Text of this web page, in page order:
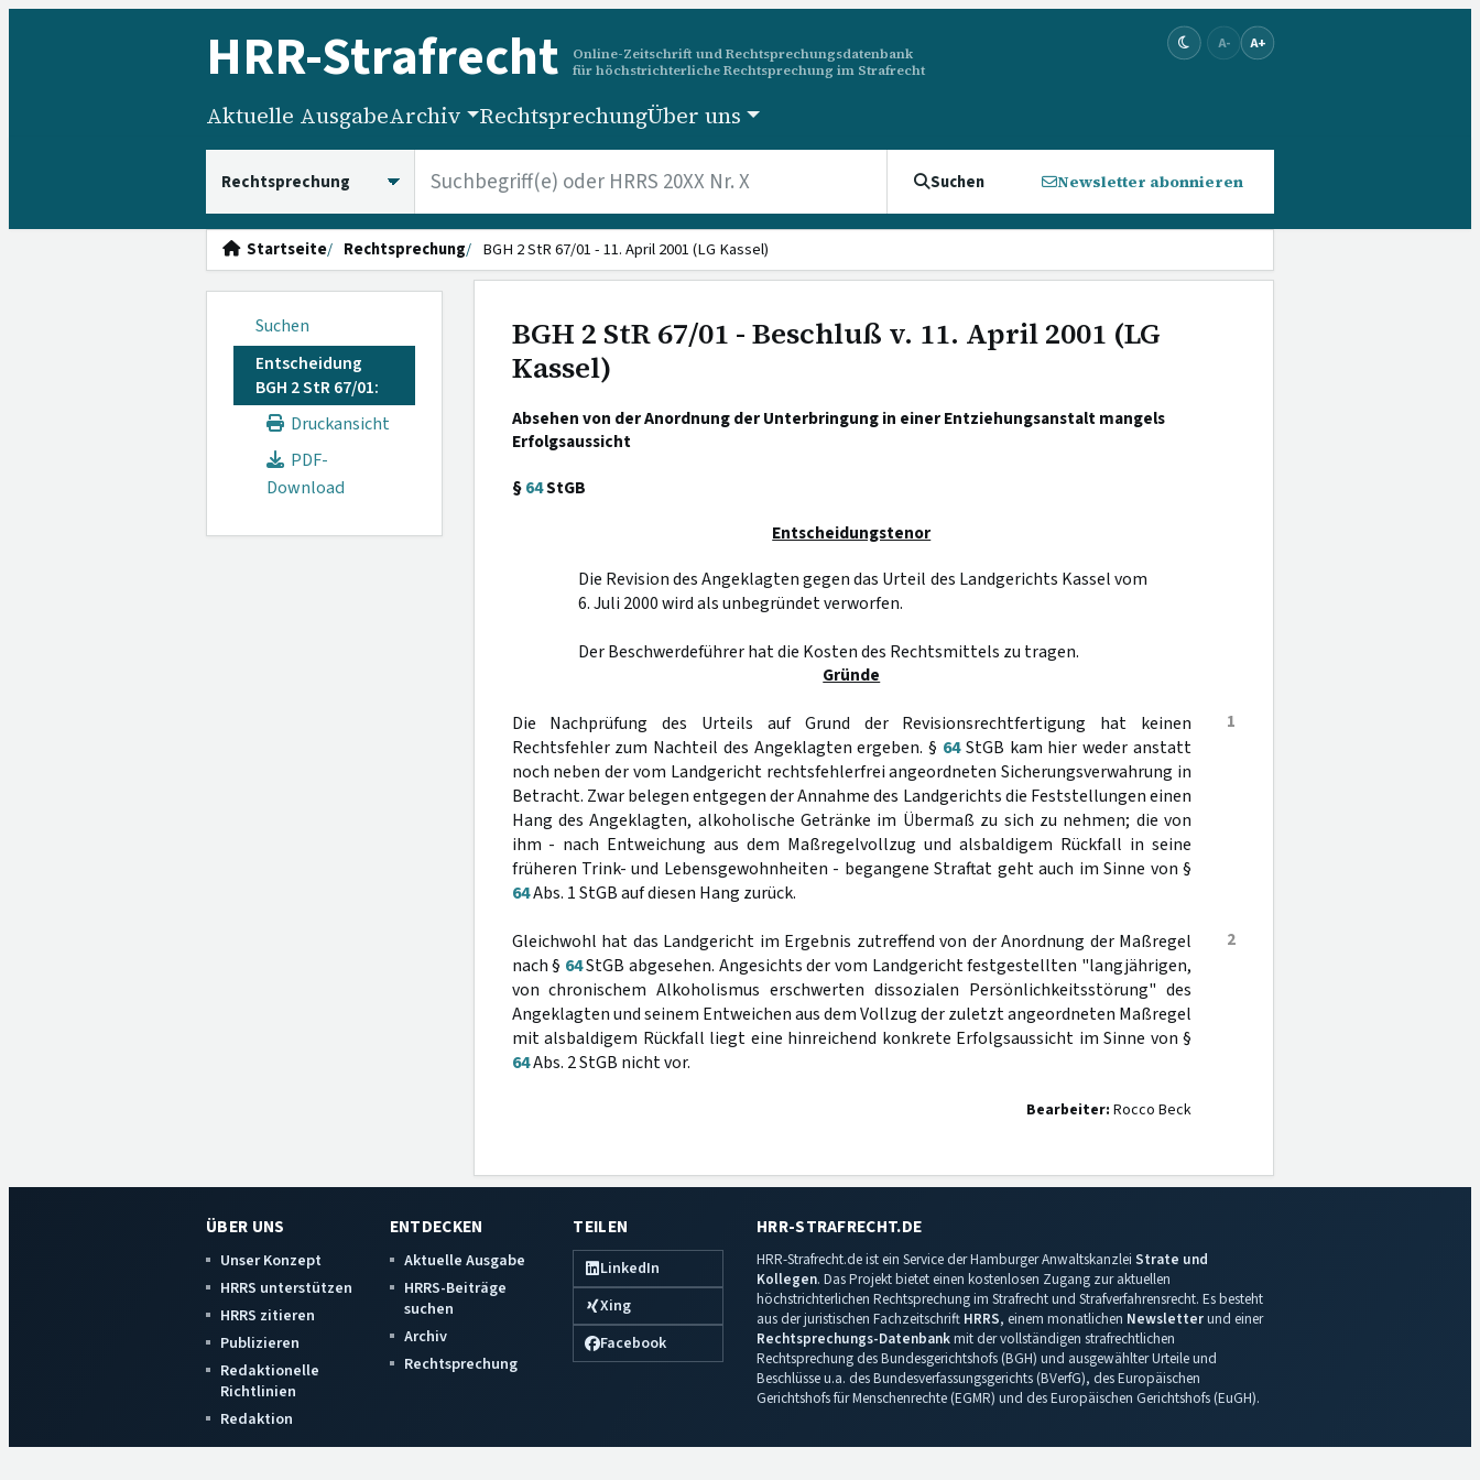
HRR-Strafrecht
Online-Zeitschrift und Rechtsprechungsdatenbank
für höchstrichterliche Rechtsprechung im Strafrecht
A- A+
Aktuelle AusgabeArchiv RechtsprechungÜber uns
Suchen Newsletter abonnieren
Startseite Rechtsprechung BGH 2 StR 67/01 - 11. April 2001 (LG Kassel)
Suchen
Entscheidung
BGH 2 StR 67/01:
Druckansicht
PDF-
Download
BGH 2 StR 67/01 - Beschluß v. 11. April 2001 (LG
Kassel)
Absehen von der Anordnung der Unterbringung in einer Entziehungsanstalt mangels
Erfolgsaussicht
§64StGB
Entscheidungstenor
Die Revision des Angeklagten gegen das Urteil des Landgerichts Kassel vom
6. Juli 2000 wird als unbegründet verworfen.
Der Beschwerdeführer hat die Kosten des Rechtsmittels zu tragen.
Gründe
1
Die Nachprüfung des Urteils auf Grund der Revisionsrechtfertigung hat keinen
Rechtsfehler zum Nachteil des Angeklagten ergeben. § 64StGB kam hier weder anstatt
noch neben der vom Landgericht rechtsfehlerfrei angeordneten Sicherungsverwahrung in
Betracht. Zwar belegen entgegen der Annahme des Landgerichts die Feststellungen einen
Hang des Angeklagten, alkoholische Getränke im Übermaß zu sich zu nehmen; die von
ihm - nach Entweichung aus dem Maßregelvollzug und alsbaldigem Rückfall in seine
früheren Trink- und Lebensgewohnheiten - begangene Straftat geht auch im Sinne von §
64Abs. 1 StGB auf diesen Hang zurück.
2
Gleichwohl hat das Landgericht im Ergebnis zutreffend von der Anordnung der Maßregel
nach § 64StGB abgesehen. Angesichts der vom Landgericht festgestellten "langjährigen,
von chronischem Alkoholismus erschwerten dissozialen Persönlichkeitsstörung" des
Angeklagten und seinem Entweichen aus dem Vollzug der zuletzt angeordneten Maßregel
mit alsbaldigem Rückfall liegt eine hinreichend konkrete Erfolgsaussicht im Sinne von §
64Abs. 2 StGB nicht vor.
Bearbeiter: Rocco Beck
ÜBER UNS
Unser Konzept
HRRS unterstützen
HRRS zitieren
Publizieren
Redaktionelle
Richtlinien
Redaktion
ENTDECKEN
Aktuelle Ausgabe
HRRS-Beiträge
suchen
Archiv
Rechtsprechung
TEILEN
LinkedIn
Xing
Facebook
HRR-STRAFRECHT.DE
HRR-Strafrecht.de ist ein Service der Hamburger Anwaltskanzlei Strate und
Kollegen. Das Projekt bietet einen kostenlosen Zugang zur aktuellen
höchstrichterlichen Rechtsprechung im Strafrecht und Strafverfahrensrecht. Es besteht
aus der juristischen Fachzeitschrift HRRS, einem monatlichen Newsletterund einer
Rechtsprechungs-Datenbankmit der vollständigen strafrechtlichen
Rechtsprechung des Bundesgerichtshofs (BGH) und ausgewählter Urteile und
Beschlüsse u.a. des Bundesverfassungsgerichts (BVerfG), des Europäischen
Gerichtshofs für Menschenrechte (EGMR) und des Europäischen Gerichtshofs (EuGH).